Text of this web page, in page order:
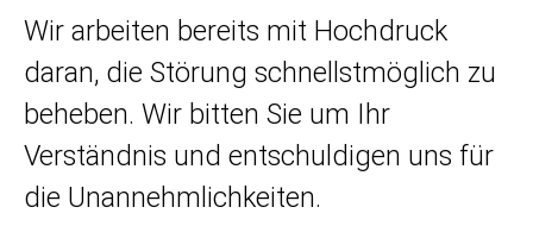
Wir arbeiten bereits mit Hochdruck
daran, die Störung schnellstmöglich zu
beheben. Wir bitten Sie um Ihr
Verständnis und entschuldigen uns für
die Unannehmlichkeiten.